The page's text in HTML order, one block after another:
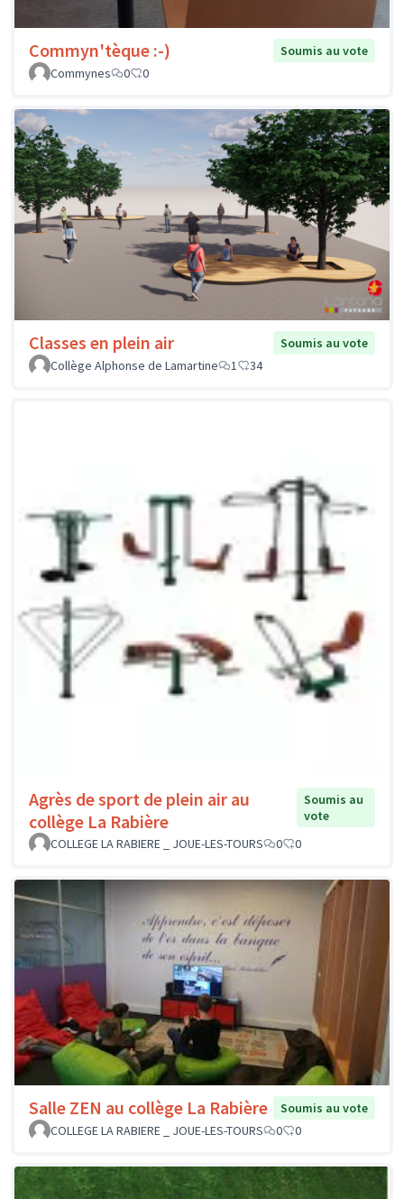
Commyn'tèque :-)
Soumis au vote
Commynes
0 0
Classes en plein air
Soumis au vote
Collège Alphonse de Lamartine
1 34
Agrès de sport de plein air au
collège La Rabière
Soumis au
vote
COLLEGE LA RABIERE _ JOUE-LES-TOURS
0 0
Salle ZEN au collège La Rabière
Soumis au vote
COLLEGE LA RABIERE _ JOUE-LES-TOURS
0 0